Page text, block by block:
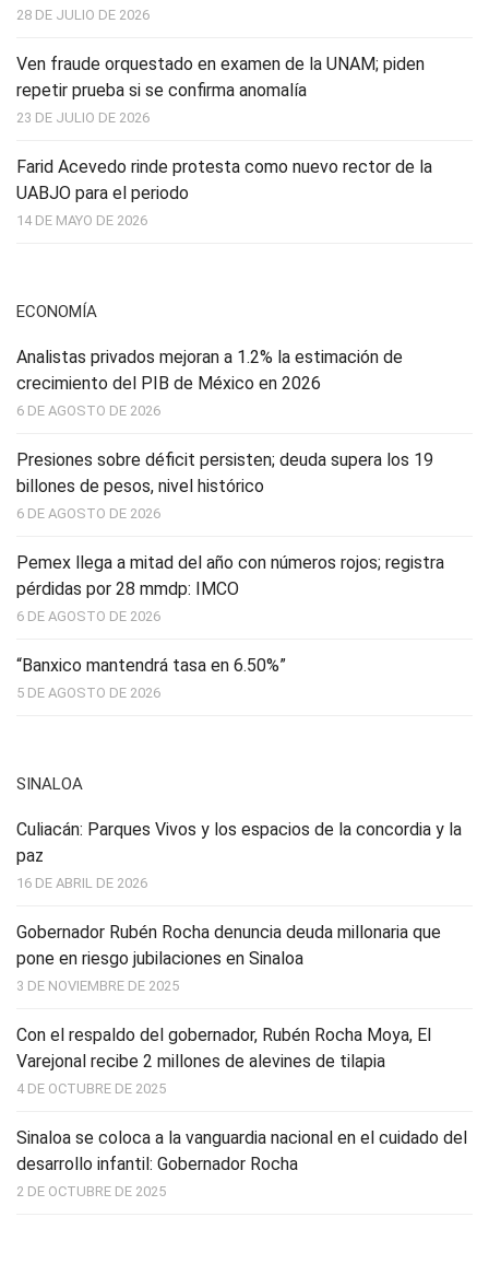
28 DE JULIO DE 2026
Ven fraude orquestado en examen de la UNAM; piden
repetir prueba si se confirma anomalía
23 DE JULIO DE 2026
Farid Acevedo rinde protesta como nuevo rector de la
UABJO para el periodo
14 DE MAYO DE 2026
ECONOMÍA
Analistas privados mejoran a 1.2% la estimación de
crecimiento del PIB de México en 2026
6 DE AGOSTO DE 2026
Presiones sobre déficit persisten; deuda supera los 19
billones de pesos, nivel histórico
6 DE AGOSTO DE 2026
Pemex llega a mitad del año con números rojos; registra
pérdidas por 28 mmdp: IMCO
6 DE AGOSTO DE 2026
“Banxico mantendrá tasa en 6.50%”
5 DE AGOSTO DE 2026
SINALOA
Culiacán: Parques Vivos y los espacios de la concordia y la
paz
16 DE ABRIL DE 2026
Gobernador Rubén Rocha denuncia deuda millonaria que
pone en riesgo jubilaciones en Sinaloa
3 DE NOVIEMBRE DE 2025
Con el respaldo del gobernador, Rubén Rocha Moya, El
Varejonal recibe 2 millones de alevines de tilapia
4 DE OCTUBRE DE 2025
Sinaloa se coloca a la vanguardia nacional en el cuidado del
desarrollo infantil: Gobernador Rocha
2 DE OCTUBRE DE 2025